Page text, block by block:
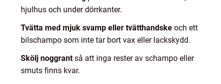
hjulhus och under dörrkanter.
Tvätta med mjuk svamp eller tvätthandske och ett
bilschampo som inte tar bort vax eller lackskydd.
Skölj noggrantså att inga rester av schampo eller
smuts finns kvar.